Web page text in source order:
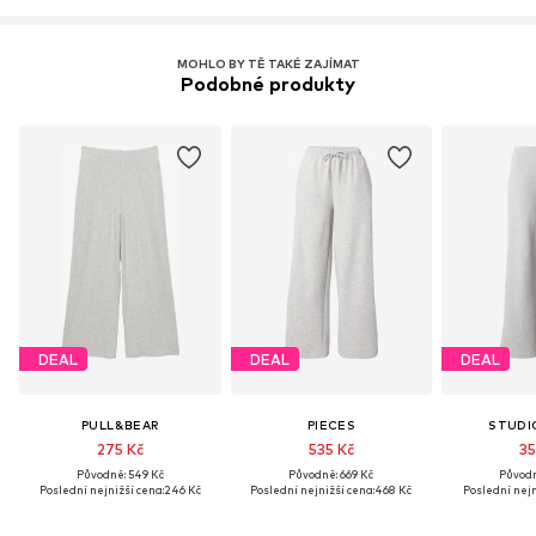
MOHLO BY TĚ TAKÉ ZAJÍMAT
Podobné produkty
DEAL
PULL&BEAR
275 Kč
Původně: 549 Kč
Poslední nejnižší cena:246 Kč
DEAL
PIECES
535 Kč
Původně: 669 Kč
Poslední nejnižší cena:468 Kč
DEAL
Poslední